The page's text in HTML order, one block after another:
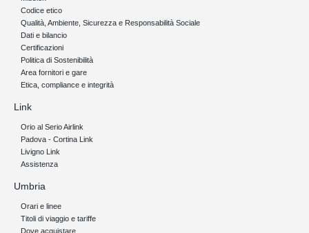
Codice etico
Qualità, Ambiente, Sicurezza e Responsabilità Sociale
Dati e bilancio
Certificazioni
Politica di Sostenibilità
Area fornitori e gare
Etica, compliance e integrità
Link
Orio al Serio Airlink
Padova - Cortina Link
Livigno Link
Assistenza
Umbria
Orari e linee
Titoli di viaggio e tariffe
Dove acquistare